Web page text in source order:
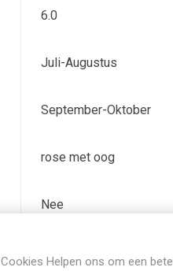
6.0
Juli-Augustus
September-Oktober
rose met oog
Nee
Cookies Helpen ons om een